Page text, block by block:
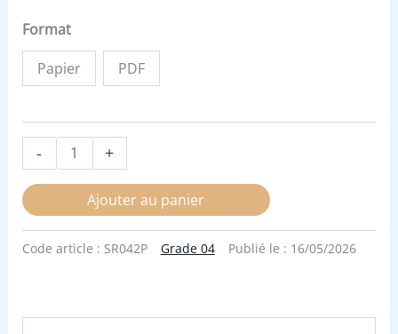
Format
Papier PDF
- +
Ajouter au panier
Code article : SR042P Grade 04 Publié le : 16/05/2026